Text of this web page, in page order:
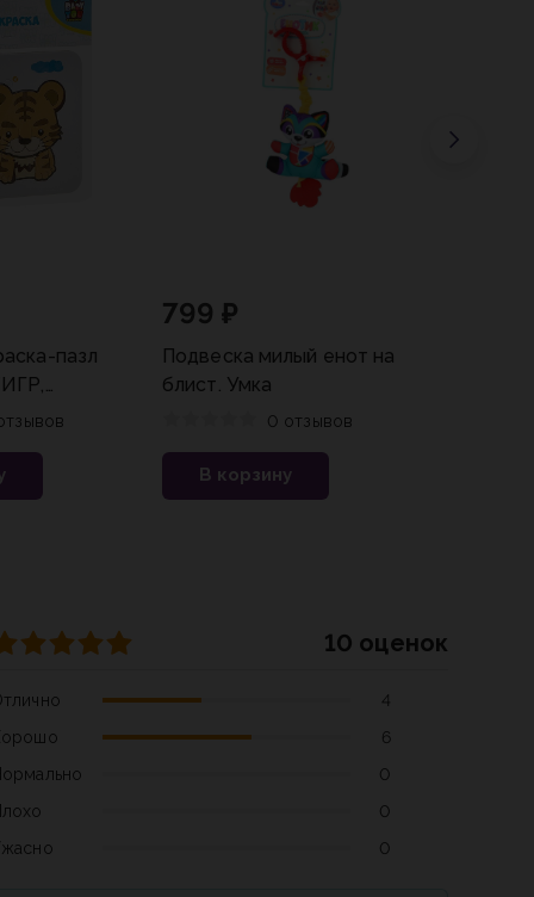
пазл
799 ₽
Подвеска милый енот на
блист. Умка
0 отзывов
В корзину
10 оценок
4
6
0
0
0